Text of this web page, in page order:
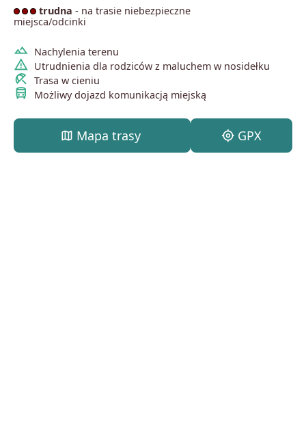
trudna - na trasie niebezpieczne
miejsca/odcinki
terrain Nachylenia terenu
warning Utrudnienia dla rodziców z maluchem w nosidełku
beach_access Trasa w cieniu
directions_bus Możliwy dojazd komunikacją miejską
map Mapa trasy my_location GPX